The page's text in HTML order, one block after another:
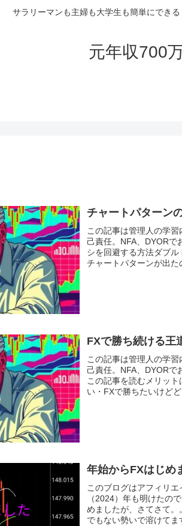
サラリーマンも主婦も大学生も簡単にでき
元年収700
チャートパターン
この記事は管理人の学
己責任。NFA、DYORで
シを回避する方法ダブ
チャートパターンが出た
FXで勝ち続ける王
この記事は管理人の学
己責任。NFA、DYORで
この記事を読むメリッ
い・FXで勝ちたいけど
年始からFXはじめ
このブログはアフィリ
（2024）年も明けたの
めましたが、さてさて
でもない勢いで溶けて